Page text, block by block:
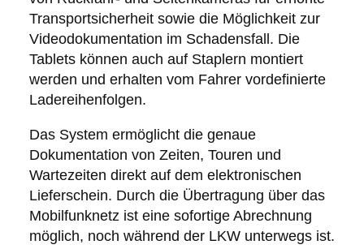
Transportsicherheit sowie die Möglichkeit zur
Videodokumentation im Schadensfall. Die
Tablets können auch auf Staplern montiert
werden und erhalten vom Fahrer vordefinierte
Ladereihenfolgen.
Das System ermöglicht die genaue
Dokumentation von Zeiten, Touren und
Wartezeiten direkt auf dem elektronischen
Lieferschein. Durch die Übertragung über das
Mobilfunknetz ist eine sofortige Abrechnung
möglich, noch während der LKW unterwegs ist.